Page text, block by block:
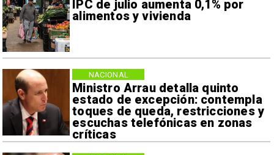
IPC de julio aumenta 0,1% por
alimentos y vivienda
Ministro Arrau detalla quinto
estado de excepción: contempla
toques de queda, restricciones y
escuchas telefónicas en zonas
críticas
NACIONAL